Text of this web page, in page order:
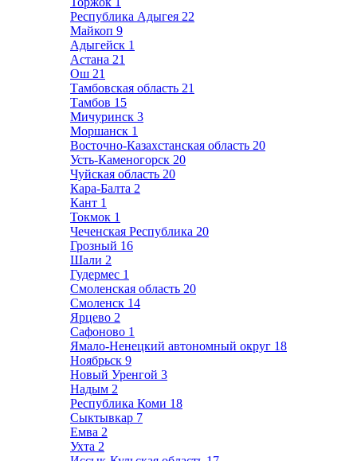
Республика Адыгея 22
Майкоп 9
Адыгейск 1
Астана 21
Ош 21
Тамбовская область 21
Тамбов 15
Мичуринск 3
Моршанск 1
Восточно-Казахстанская область 20
Усть-Каменогорск 20
Чуйская область 20
Кара-Балта 2
Кант 1
Токмок 1
Чеченская Республика 20
Грозный 16
Шали 2
Гудермес 1
Смоленская область 20
Смоленск 14
Ярцево 2
Сафоново 1
Ямало-Ненецкий автономный округ 18
Ноябрьск 9
Новый Уренгой 3
Надым 2
Республика Коми 18
Сыктывкар 7
Емва 2
Ухта 2